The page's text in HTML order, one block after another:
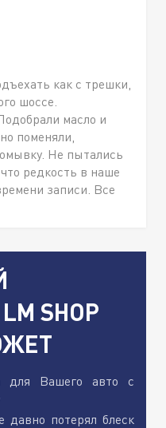
как с трешки,
шоссе.
масло и
поменяли,
Не пытались
редкость в наше
записи. Все
SHOP
для Вашего авто с
давно потерял блеск